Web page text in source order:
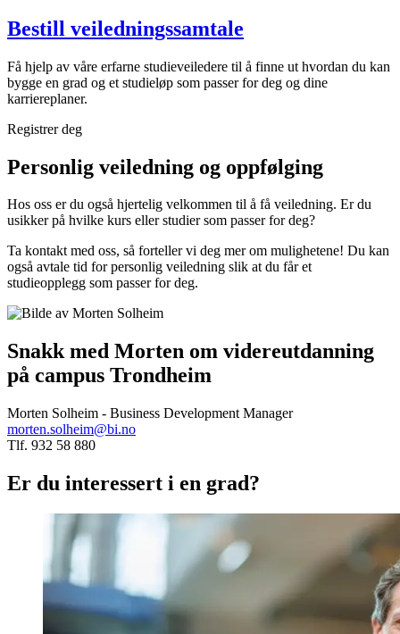
Bestill veiledningssamtale
Få hjelp av våre erfarne studieveiledere til å finne ut hvordan du kan
bygge en grad og et studieløp som passer for deg og dine
karriereplaner.
Registrer deg
Personlig veiledning og oppfølging
Hos oss er du også hjertelig velkommen til å få veiledning. Er du
usikker på hvilke kurs eller studier som passer for deg?
Ta kontakt med oss, så forteller vi deg mer om mulighetene! Du kan
også avtale tid for personlig veiledning slik at du får et
studieopplegg som passer for deg.
Snakk med Morten om videreutdanning
på campus Trondheim
Morten Solheim - Business Development Manager
morten.solheim@bi.no
Tlf. 932 58 880
Er du interessert i en grad?